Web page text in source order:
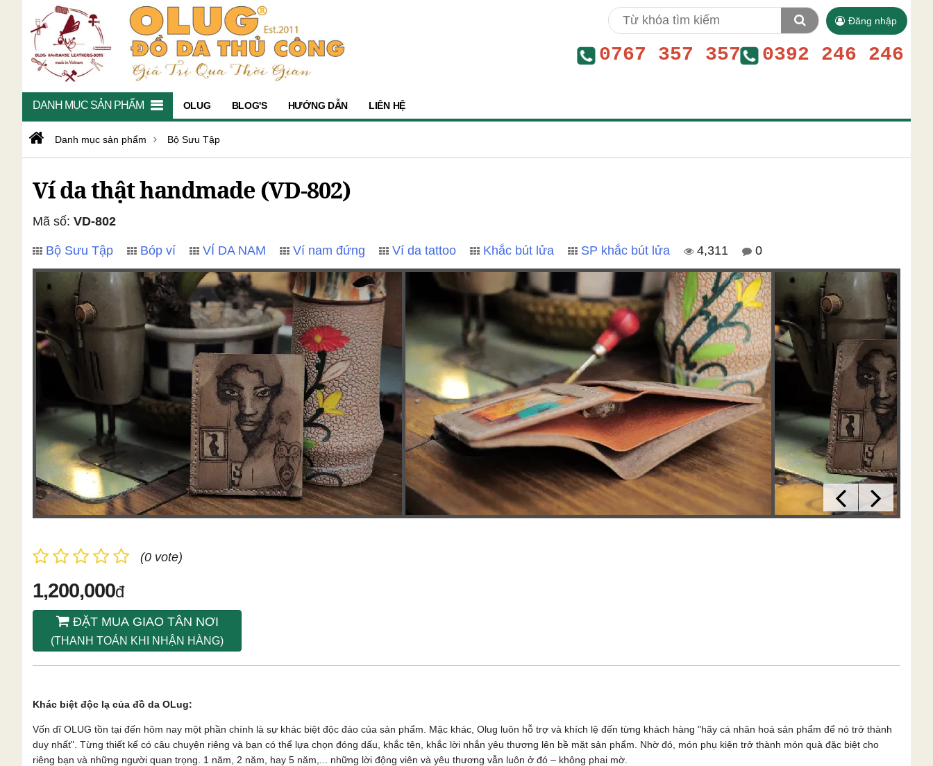
Đăng nhập
0767 357 357 0392 246 246
DANH MỤC SẢN PHẨM OLUG BLOG'S HƯỚNG DẪN LIÊN HỆ
Danh mục sản phẩm Bộ Sưu Tập
Ví da thật handmade (VD-802)
Mã số: VD-802
Bộ Sưu Tập Bóp ví VÍ DA NAM Ví nam đứng Ví da tattoo Khắc bút lửa SP khắc bút lửa 4,311 0
(0 vote)
1,200,000đ
ĐẶT MUA GIAO TÂN NƠI
(THANH TOÁN KHI NHẬN HÀNG)
Khác biệt độc lạ của đồ da OLug:
Vốn dĩ OLUG tồn tại đến hôm nay một phần chính là sự khác biệt độc đáo của sản phẩm. Mặc khác, Olug luôn hỗ trợ và khích lệ đến từng khách hàng "hãy cá nhân hoá sản phẩm để nó trở thành
duy nhất". Từng thiết kế có câu chuyện riêng và bạn có thể lựa chọn đóng dấu, khắc tên, khắc lời nhắn yêu thương lên bề mặt sản phẩm. Nhờ đó, món phụ kiện trở thành món quà đặc biệt cho
riêng bạn và những người quan trọng. 1 năm, 2 năm, hay 5 năm,... những lời động viên và yêu thương vẫn luôn ở đó – không phai mờ.